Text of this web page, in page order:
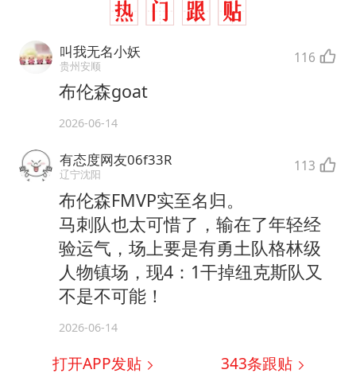
叫我无名小妖
贵州安顺 116
布伦森goat
2026-06-14
有态度网友06f33R
辽宁沈阳 113
布伦森FMVP实至名归。
马刺队也太可惜了，输在了年轻经
验运气，场上要是有勇土队格林级
人物镇场，现4：1干掉纽克斯队又
不是不可能！
2026-06-14
打开APP发贴 343条跟贴